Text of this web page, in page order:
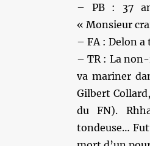
– PB : 37
« Monsieur
– FA : Delon
– TR : La
va mariner
Gilbert
du FN).
tondeuse…